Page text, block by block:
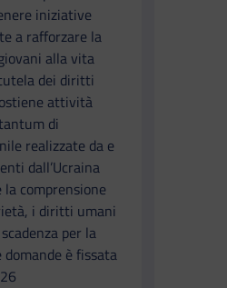
iniziative
a rafforzare la
alla vita
dei diritti
attività
di
realizzate da e
dall’Ucraina
comprensione
i diritti umani
per la
è fissata